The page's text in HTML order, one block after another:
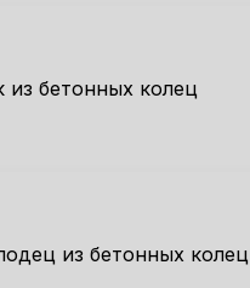
из бетонных колец
из бетонных колец